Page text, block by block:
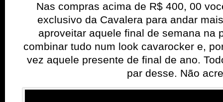
Nas compras acima de R$ 400, 00
exclusivo da Cavalera para andar
aproveitar aquele final de semana na
combinar tudo num look cavarocker e,
vez aquele presente de final de ano.
par desse. Não